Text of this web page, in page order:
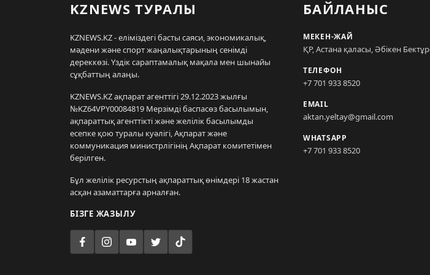
KZNEWS ТУРАЛЫ
KZNEWS.KZ - еліміздегі басты саяси, экономикалық,
мәдени және спорт жаңалықтарының сенімді
дереккөзі. Үздік сараптамалық мақала мен шынайы
сұқбаттың алаңы.
KZNEWS.KZ ақпарат агенттігі 29.12.2023 жылғы
№KZ64VPY00084819 Мерзімді баспасөз басылымын,
ақпараттық агенттікті және желілік басылымды
есепке қою туралы куәлігі, Ақпарат және
коммуникация министрлігінің Ақпарат комитетімен
берілген.
Бұл желілік ресурстың ақпараттық өнімдері 18 жастан
асқан азаматтарға арналған.
БІЗГЕ ЖАЗЫЛУ
БАЙЛАНЫС
МЕКЕН-ЖАЙ
ҚР, Астана қаласы, Әбікен
ТЕЛЕФОН
+7 701 933 8520
EMAIL
aktan.yeltay@gmail.com
WHATSAPP
+7 701 933 8520